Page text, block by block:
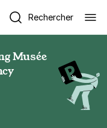
Rechercher
Musée